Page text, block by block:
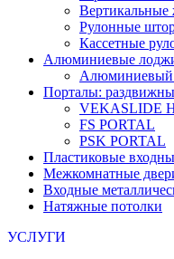
Вертикальные
Рулонные
Кассетные
Алюминиевые
Алюминиевый
Порталы:
VEKASLIDE
FS PORTAL
PSK PORTAL
Пластиковые
Межкомнатные
Входные
Натяжные потолки
УСЛУГИ